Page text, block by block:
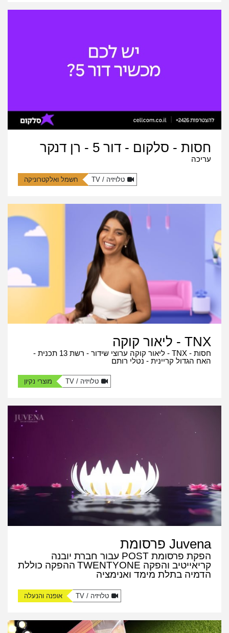
חסות - סלקום - דור 5 - רן דנקר
עריכה
טלויזיה / TV חשמל ואלקטרוניקה
TNX - ליאור קוקה
חסות - TNX - ליאור קוקה ערוצי שידור - רשת 13 תכנית -
האח הגדול קריינית - נטלי רותם
טלויזיה / TV מוצרי נקיון
Juvena פרסומת
הפקת פרסומת POST עבור חברת יובנה
קריאייטיב והפקה TWENTYONE
ההפקה כוללת
הדמיה בתלת מימד ואנימציה
טלויזיה / TV אופנה והנעלה